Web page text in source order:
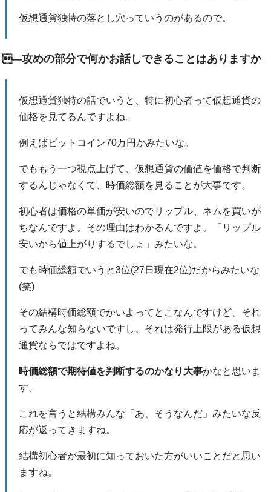
仮想通貨独特の落とし穴っていうのがあるので。
―攻めの部分で何かお話しできることはありますか
仮想通貨独特の話でいうと、特に初心者って仮想通貨の
価格を見てるんですよね。
例えばビットコイン70万円かみたいな。
でももう一つ視点上げて、仮想通貨の価値を価格で判断
するんじゃなくて、時価総額を見ることが大事です。
初心者は価格の単価が安いのでリップル、ネムを買いが
ちなんですよ。その理由はわかるんですよ。「リップル
安いから値上がりするでしょ」みたいな。
でも時価総額でいうと3位(27日現在2位)だからみたいな
(笑)
その結構時価総額でかいよってとこなんですけど、それ
ってみんな知らないですし、それは発行上限がある仮想
通貨ならではですよね。
時価総額で期待値を判断するのかなり大事かなと思いま
す。
これを言うと結構みんな「あ、そうなんだ」みたいな反
応が返ってきますね。
結構初心者が最初に知っておいた方がいいことだと思い
ますね。